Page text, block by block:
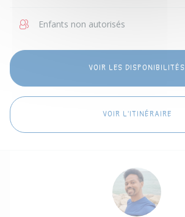
Enfants non autorisés
VOIR LES DISPONIBILITÉS
VOIR L'ITINÉRAIRE